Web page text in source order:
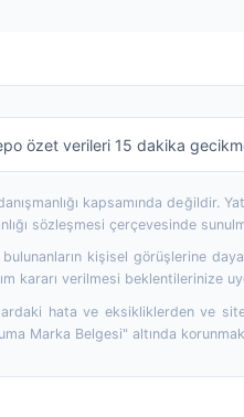
özet verileri 15 dakika
kapsamında değildir.
sözleşmesi çerçevesinde
kişisel görüşlerine
kararı verilmesi beklentilerinize
hata ve eksikliklerden ve
Marka Belgesi" altında